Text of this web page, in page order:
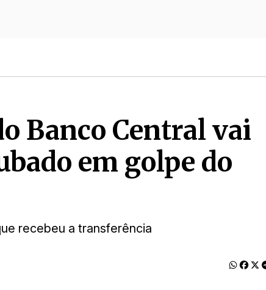
Banco Central vai
em golpe do
recebeu a transferência